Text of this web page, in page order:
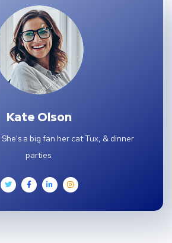
Kate Olson
She's a big fan her cat Tux, & dinner
parties.